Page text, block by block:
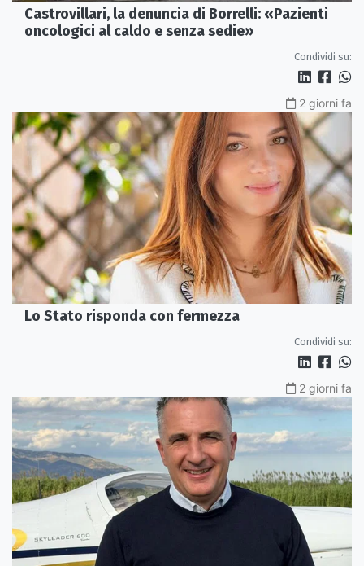
Castrovillari, la denuncia di Borrelli: «Pazienti
oncologici al caldo e senza sedie»
Condividi su:
2 giorni fa
Lo Stato risponda con fermezza
Condividi su:
2 giorni fa